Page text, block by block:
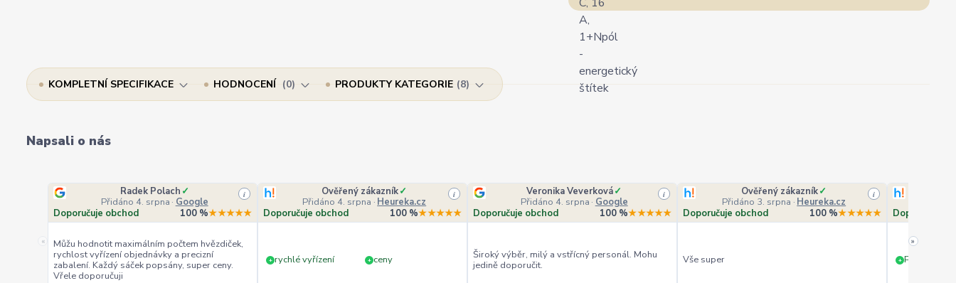
KOMPLETNÍ SPECIFIKACE HODNOCENÍ 0 PRODUKTY KATEGORIE 8
Napsali o nás
«
Radek Polach ✓
Přidáno 4. srpna · Google
i
Doporučuje obchod 100 %★★★★★
Můžu hodnotit maximálním počtem hvězdiček,
rychlost vyřízení objednávky a precizní
zabalení. Každý sáček popsány, super ceny.
Vřele doporučuji
Ověřený zákazník✓
Přidáno 4. srpna · Heureka.cz
i
Doporučuje obchod 100 %★★★★★
+ rychlé vyřízení + ceny
Veronika Veverková✓
Přidáno 4. srpna · Google
i
Doporučuje obchod 100 %★★★★★
Široký výběr, milý a vstřícný personál. Mohu
jedině doporučit.
Ověřený zákazník✓
Přidáno 3. srpna · Heureka.cz
i
Doporučuje obchod 100 %★★★★★
Vše super
Doporučuje
+ PERFEKTNÍ
»